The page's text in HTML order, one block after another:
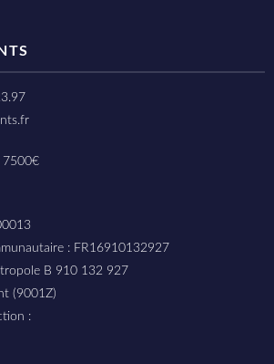
7500€
: FR16910132927
B 910 132 927
(9001Z)
: